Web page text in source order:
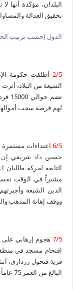
البلدان، مؤكدة
تحقيق العدالة
الدول (حسب ترتيب
2/5 أطلقت حكومة
لهم فرصة سحب
6/5 اعتداءات
حسين داد شريفي إن
التابعة لحركة
مشيراً في الوقت
الدين الشيعة
ووقف إهانة المذهب
7/5 هجوم إرهابي
اقتحام مسجد في
قرية فتحول زرداري،
البالغ من العمر 75 عاماً بفأس، مما تسبب في اصابته بجروح بليغة.